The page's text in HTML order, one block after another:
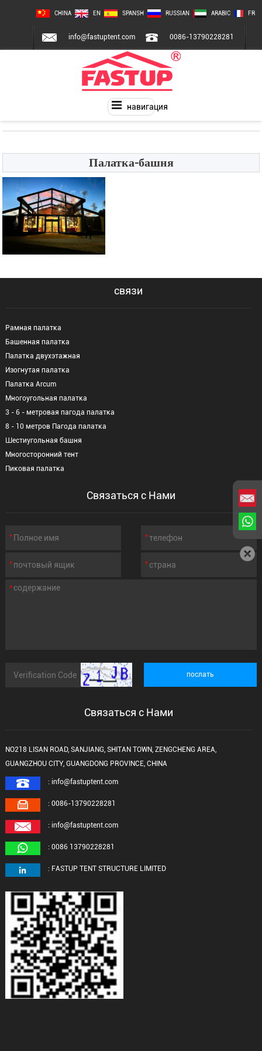
CHINA EN SPANSH RUSSIAN ARABIC FR
info@fastuptent.com 0086-13790228281
навигация
Палатка-башня
связи
Рамная палатка
Башенная палатка
Палатка двухэтажная
Изогнутая палатка
Палатка Arcum
Многоугольная палатка
3 - 6 - метровая пагода палатка
8 - 10 метров Пагода палатка
Шестиугольная башня
Многосторонний тент
Пиковая палатка
Связаться с Нами
Связаться с Нами
NO218 LISAN ROAD, SANJIANG, SHITAN TOWN, ZENGCHENG AREA,
GUANGZHOU CITY, GUANGDONG PROVINCE, CHINA
: info@fastuptent.com
: 0086-13790228281
: info@fastuptent.com
: 0086 13790228281
: FASTUP TENT STRUCTURE LIMITED